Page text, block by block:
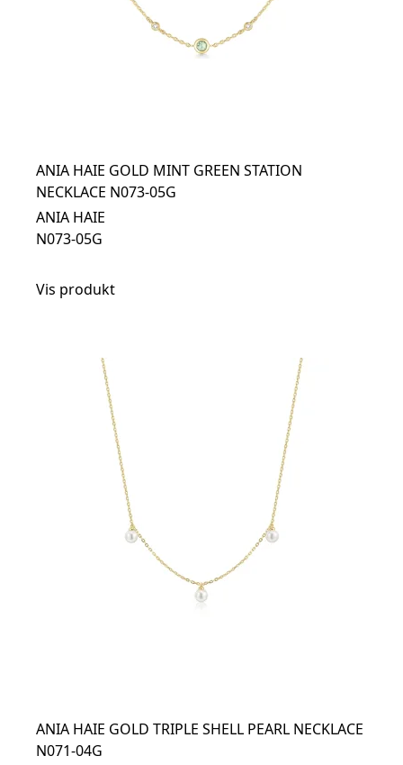
ANIA HAIE GOLD MINT GREEN STATION
NECKLACE N073-05G
ANIA HAIE
N073-05G
Vis produkt
ANIA HAIE GOLD TRIPLE SHELL PEARL NECKLACE
N071-04G